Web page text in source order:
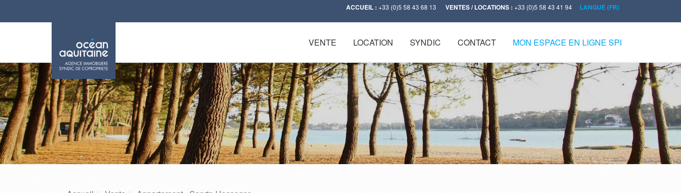
LANGUE (FR)
VENTES / LOCATIONS : +33 (0)5 58 43 41 94
ACCUEIL : +33 (0)5 58 43 68 13
VENTE LOCATION SYNDIC CONTACT MON ESPACE EN LIGNE SPI